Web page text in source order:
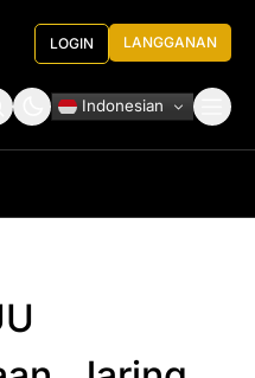
LOGIN LANGGANAN
Indonesian